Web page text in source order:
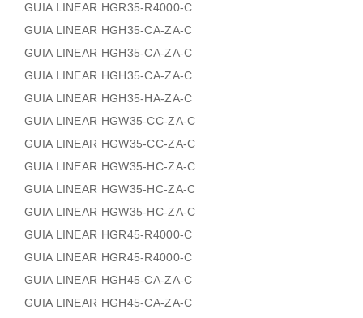
GUIA LINEAR HGR35-R4000-C
GUIA LINEAR HGH35-CA-ZA-C
GUIA LINEAR HGH35-CA-ZA-C
GUIA LINEAR HGH35-CA-ZA-C
GUIA LINEAR HGH35-HA-ZA-C
GUIA LINEAR HGW35-CC-ZA-C
GUIA LINEAR HGW35-CC-ZA-C
GUIA LINEAR HGW35-HC-ZA-C
GUIA LINEAR HGW35-HC-ZA-C
GUIA LINEAR HGW35-HC-ZA-C
GUIA LINEAR HGR45-R4000-C
GUIA LINEAR HGR45-R4000-C
GUIA LINEAR HGH45-CA-ZA-C
GUIA LINEAR HGH45-CA-ZA-C